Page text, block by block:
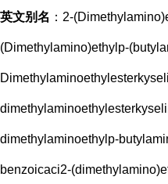
英文别名 ：2-
(Dimethylamino)ethylp-
dimethylaminoethylp-
benzoicaci2-